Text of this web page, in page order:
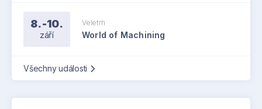
8.-10.
září
Veletrh
World of Machining
Všechny události